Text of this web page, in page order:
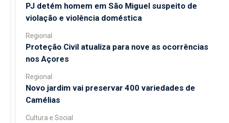
PJ detém homem em São Miguel suspeito de
violação e violência doméstica
Regional
Proteção Civil atualiza para nove as ocorrências
nos Açores
Regional
Novo jardim vai preservar 400 variedades de
Camélias
Cultura e Social